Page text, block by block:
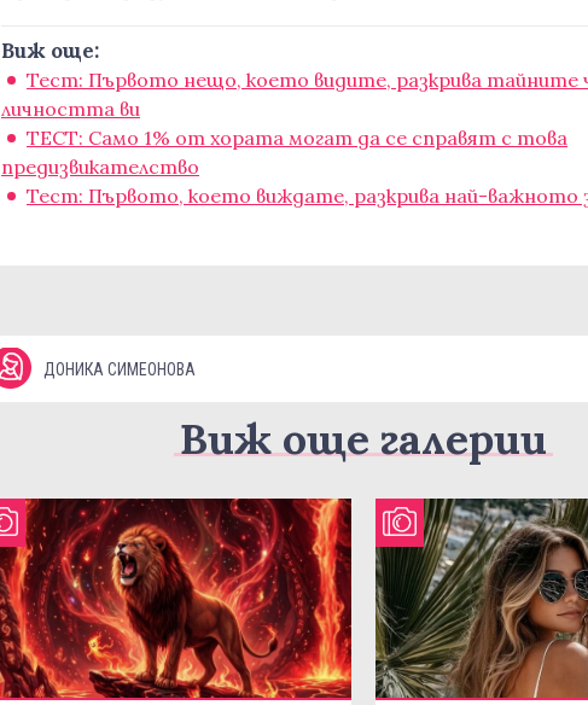
Виж още:
Тест: Първото нещо, което видите, разкрива тайните
личността ви
ТЕСТ: Само 1% от хората могат да се справят с това
предизвикателство
Тест: Първото, което виждате, разкрива най-важното
ДОНИКА СИМЕОНОВА
Виж още галерии